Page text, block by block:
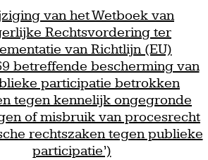
van het Wetboek van
Rechtsvordering ter
van Richtlijn (EU)
betreffende bescherming van
participatie betrokken
tegen kennelijk ongegronde
of misbruik van procesrecht
rechtszaken tegen publieke
participatie’)